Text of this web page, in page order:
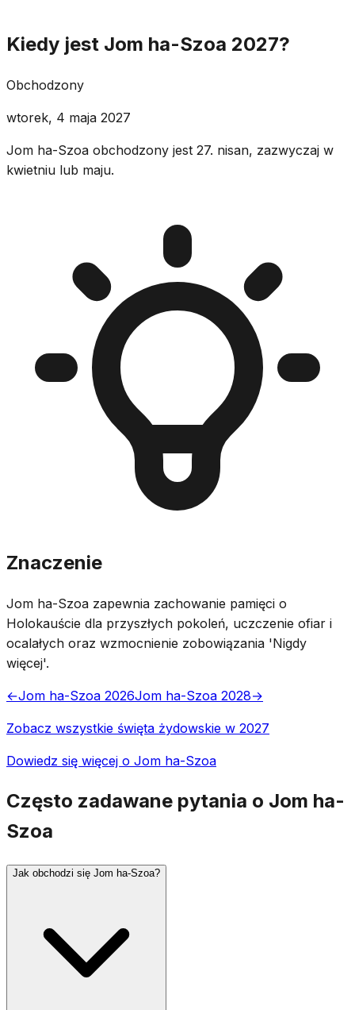
Kiedy jest Jom ha-Szoa 2027?
Obchodzony
wtorek, 4 maja 2027
Jom ha-Szoa obchodzony jest 27. nisan, zazwyczaj w
kwietniu lub maju.
Znaczenie
Jom ha-Szoa zapewnia zachowanie pamięci o
Holokauście dla przyszłych pokoleń, uczczenie ofiar i
ocalałych oraz wzmocnienie zobowiązania 'Nigdy
więcej'.
←Jom ha-Szoa 2026Jom ha-Szoa 2028→
Zobacz wszystkie święta żydowskie w 2027
Dowiedz się więcej o Jom ha-Szoa
Często zadawane pytania o Jom ha-
Szoa
Jak obchodzi się Jom ha-Szoa?